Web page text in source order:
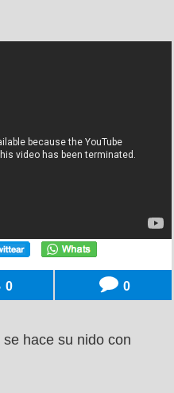
0 0
hace su nido con